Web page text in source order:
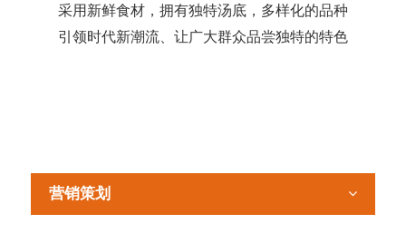
采用新鲜食材，拥有独特汤底，多样化的品种
引领时代新潮流、让广大群众品尝独特的特色
营销策划